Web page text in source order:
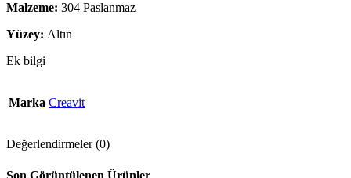
Malzeme: 304 Paslanmaz
Yüzey: Altın
Ek bilgi
Marka Creavit
Değerlendirmeler (0)
Son Görüntülenen Ürünler